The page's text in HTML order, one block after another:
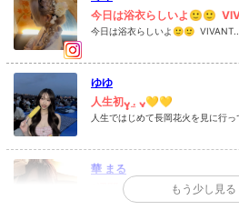
皆様、クラブルダンを今後と
す🙇‍♂️・当店ではアルコール消
店内消毒などの予防対策は常
す！・・・・本日も多数の
ロアレディ（給料）3000円
フ（給料）アルバイト・正社
+能力給（正）月給20万〜+
料）距離により変動・☆フロ
フどちらも経験者、未経験問
い✨・※研修期間有り※交通費
い✨・・・・#Ludan#ルダ
ラ#キャバクラ求人#キャバ
変わらぬご愛顧何卒よろしく
年中は一方ならぬご愛顧感謝
うかよろしくお願い申し上げ
ら営業を再開し10日まで休
もスタッフ一同精進して参り
願い申し上げます🙇‍♂️🙇‍♀ ・・
揃えて皆さまのご来店をお
人情報☆①フロアレディ（
②ホールスタッフ（給料）ア
時給1000円〜+能力給（正
ライバー（給料）距離により
ホールスタッフどちらも経験
（01/01 19:42）
今日は浴衣らしいよ🙂🙂
今日は浴衣らしいよ🙂🙂 ⁡ VIVANT...
ゆゆ
人生初ᴗ̥̥ .̼ ᴗ̥💛💛
人生ではじめて長岡花火を見に行っ
華 まる
1週間ぶり出勤です(
こんばんは⏦ﾟ ...
もう少し見る